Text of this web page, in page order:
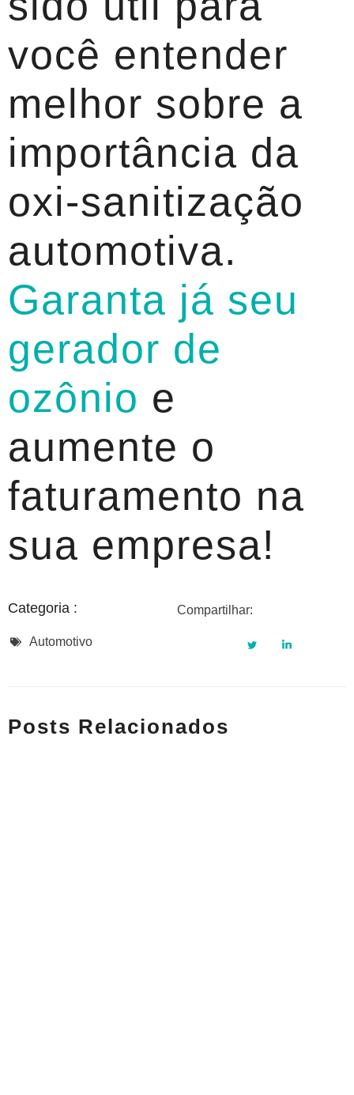
você entender
melhor sobre a
importância da
oxi-sanitização
automotiva.
Garanta já seu
gerador de
ozônio e
aumente o
faturamento na
sua empresa!
Categoria :
Automotivo
Compartilhar:
Posts Relacionados